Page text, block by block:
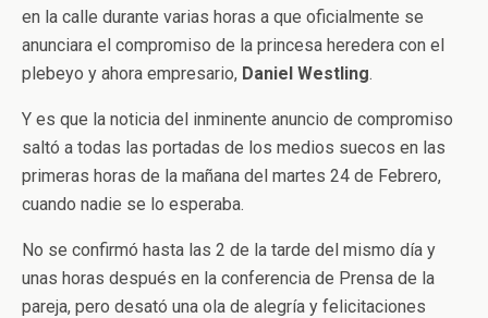
en la calle durante varias horas a que oficialmente se
anunciara el compromiso de la princesa heredera con el
plebeyo y ahora empresario, Daniel Westling.
Y es que la noticia del inminente anuncio de compromiso
saltó a todas las portadas de los medios suecos en las
primeras horas de la mañana del martes 24 de Febrero,
cuando nadie se lo esperaba.
No se confirmó hasta las 2 de la tarde del mismo día y
unas horas después en la conferencia de Prensa de la
pareja, pero desató una ola de alegría y felicitaciones